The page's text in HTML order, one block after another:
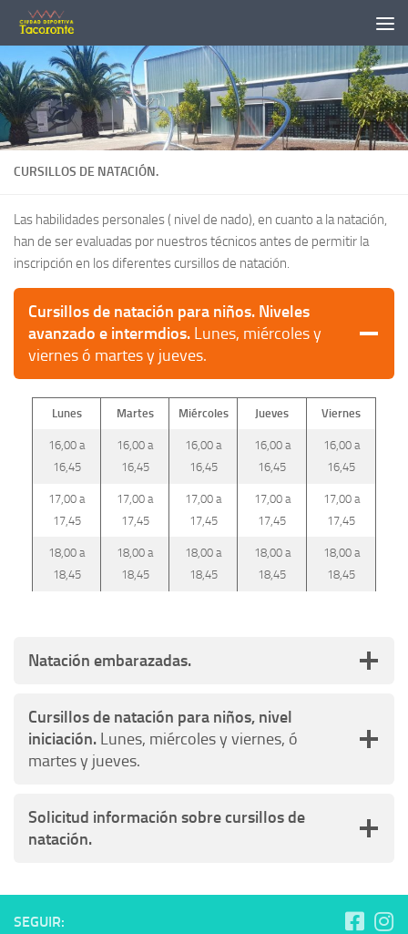
Abrir barra de herramientas
Saltar al contenido
CURSILLOS DE NATACIÓN.
Las habilidades personales ( nivel de nado), en cuanto a la natación,
han de ser evaluadas por nuestros técnicos antes de permitir la
inscripción en los diferentes cursillos de natación.
Cursillos de natación para niños. Niveles
avanzado e intermdios. Lunes, miércoles y
viernes ó martes y jueves.
Lunes Martes Miércoles Jueves Viernes
16,00 a
16,45
16,00 a
16,45
16,00 a
16,45
16,00 a
16,45
16,00 a
16,45
17,00 a
17,45
17,00 a
17,45
17,00 a
17,45
17,00 a
17,45
17,00 a
17,45
18,00 a
18,45
18,00 a
18,45
18,00 a
18,45
18,00 a
18,45
18,00 a
18,45
Natación embarazadas.
Cursillos de natación para niños, nivel
iniciación. Lunes, miércoles y viernes, ó
martes y jueves.
Solicitud información sobre cursillos de
natación.
SEGUIR:
Utilizamos cookies para ofrecerte la mejor experiencia en
nuestra web.
Puedes aprender más sobre qué cookies utilizamos o
desactivarlas en los ajustes
Aceptar Rechazar Ajustes Cerrar el banner